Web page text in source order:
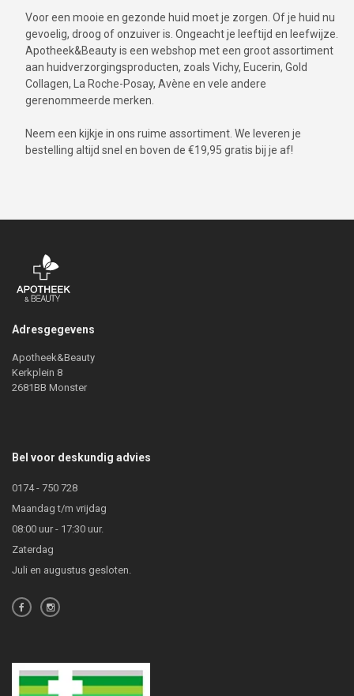
Voor een mooie en gezonde huid moet je zorgen. Of je huid nu
gevoelig, droog of onzuiver is. Ongeacht je leeftijd en leefwijze.
Apotheek&Beauty is een webshop met een groot assortiment
aan huidverzorgingsproducten, zoals Vichy, Eucerin, Gold
Collagen, La Roche-Posay, Avène en vele andere
gerenommeerde merken.
Neem een kijkje in ons ruime assortiment. We leveren je
bestelling altijd snel en boven de €19,95 gratis bij je af!
Adresgegevens
Apotheek&Beauty
Kerkplein 8
2681BB Monster
Bel voor deskundig advies
0174 - 750 728
Maandag t/m vrijdag
08:00 uur - 17:30 uur.
Zaterdag
Juli en augustus gesloten.